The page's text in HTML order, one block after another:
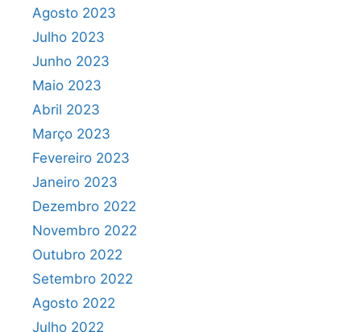
Agosto 2023
Julho 2023
Junho 2023
Maio 2023
Abril 2023
Março 2023
Fevereiro 2023
Janeiro 2023
Dezembro 2022
Novembro 2022
Outubro 2022
Setembro 2022
Agosto 2022
Julho 2022